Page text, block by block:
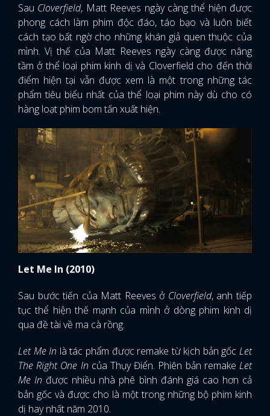
Sau Cloverfield, Matt Reeves ngày càng thể hiện được
phong cách làm phim độc đáo, táo bạo và luôn biết
cách tạo bất ngờ cho những khán giả quen thuộc của
mình. Vị thế của Matt Reeves ngày càng được nâng
tầm ở thể loại phim kinh dị và Cloverfield cho đến thời
điểm hiện tại vẫn được xem là một trong những tác
phẩm tiêu biểu nhất của thể loại phim này dù cho có
hàng loạt phim bom tấn xuất hiện.
Let Me In (2010)
Sau bước tiến của Matt Reeves ởCloverfield, anh tiếp
tục thể hiện thế mạnh của mình ở dòng phim kinh dị
qua đề tài về ma cà rồng.
Let Me In là tác phẩm được remake từ kịch bản gốc Let
The Right One In của Thụy Điển. Phiên bản remakeLet
Me In được nhiều nhà phê bình đánh giá cao hơn cả
bản gốc và được cho là một trong những bộ phim kinh
dị hay nhất năm 2010.